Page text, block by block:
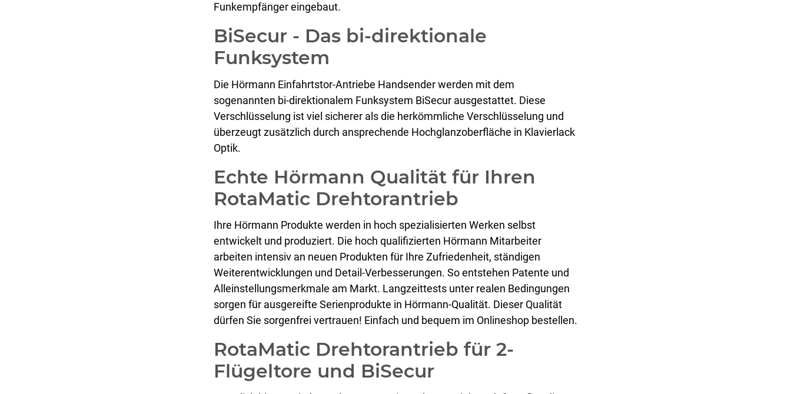
Funkempfänger eingebaut.
BiSecur - Das bi-direktionale
Funksystem
Die Hörmann Einfahrtstor-Antriebe Handsender werden mit dem
sogenannten bi-direktionalem Funksystem BiSecur ausgestattet. Diese
Verschlüsselung ist viel sicherer als die herkömmliche Verschlüsselung und
überzeugt zusätzlich durch ansprechende Hochglanzoberfläche in Klavierlack
Optik.
Echte Hörmann Qualität für Ihren
RotaMatic Drehtorantrieb
Ihre Hörmann Produkte werden in hoch spezialisierten Werken selbst
entwickelt und produziert. Die hoch qualifizierten Hörmann Mitarbeiter
arbeiten intensiv an neuen Produkten für Ihre Zufriedenheit, ständigen
Weiterentwicklungen und Detail-Verbesserungen. So entstehen Patente und
Alleinstellungsmerkmale am Markt. Langzeittests unter realen Bedingungen
sorgen für ausgereifte Serienprodukte in Hörmann-Qualität. Dieser Qualität
dürfen Sie sorgenfrei vertrauen! Einfach und bequem im Onlineshop bestellen.
RotaMatic Drehtorantrieb für 2-
Flügeltore und BiSecur